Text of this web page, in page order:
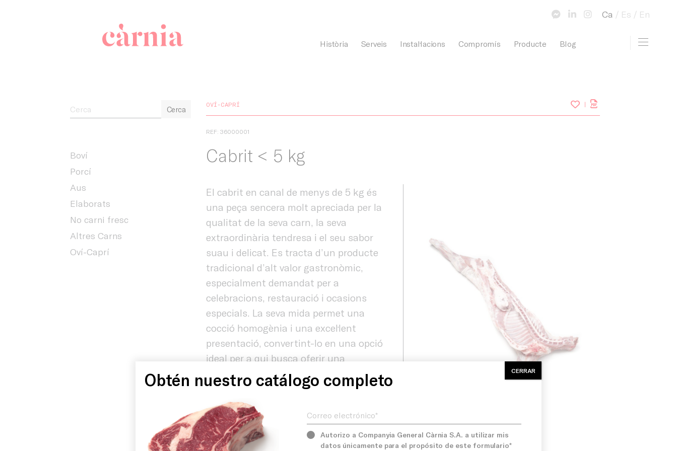
Història Serveis Instal·lacions Compromís Producte Blog Toggle
Ca Es En
Inici
Producte
Història
Serveis
Cerca
Boví
Porcí
Aus
Elaborats
No carni fresc
Altres Carns
Oví-Caprí
OVÍ-CAPRÍ
REF: 36000001
Cabrit < 5 kg
El cabrit en canal de menys de 5 kg és
una peça sencera molt apreciada per la
qualitat de la seva carn, la seva
extraordinària tendresa i el seu sabor
suau i delicat. Es tracta d’un producte
tradicional d’alt valor gastronòmic,
especialment demandat per a
celebracions, restauració i ocasions
especials. La seva mida permet una
cocció homogènia i una excel·lent
presentació, convertint-lo en una opció
ideal per a qui busca oferir una
experiència culinària autèntica i
diferenciadora.
A Càrnia seleccionem acuradament les
nostres peces de cabrit per garantir una
qualitat constant i adaptada a les
Producto:Fresco Halal:
Obtén nuestro catálogo completo
Autorizo a Companyia General Càrnia S.A. a utilizar mis
datos únicamente para el propósito de este formulario*
CERRAR